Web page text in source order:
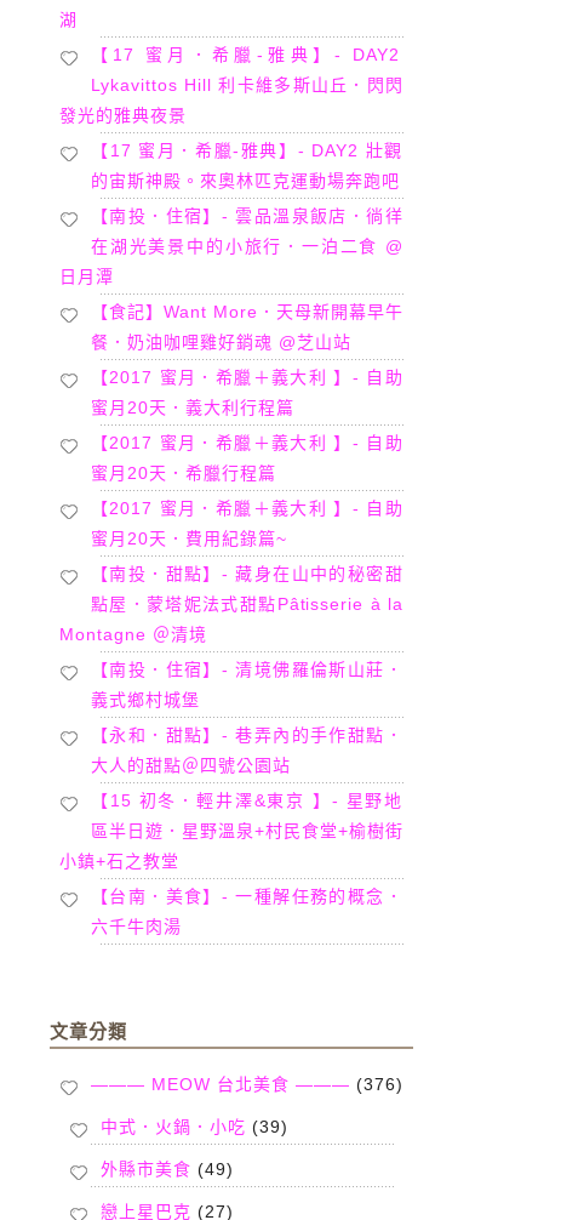
湖
【17 蜜月．希臘-雅典】- DAY2
Lykavittos Hill 利卡維多斯山丘．閃閃
發光的雅典夜景
【17 蜜月．希臘-雅典】- DAY2 壯觀
的宙斯神殿。來奧林匹克運動場奔跑吧
【南投．住宿】- 雲品溫泉飯店．徜徉
在湖光美景中的小旅行．一泊二食 @
日月潭
【食記】Want More．天母新開幕早午
餐．奶油咖哩雞好銷魂 @芝山站
【2017 蜜月．希臘＋義大利 】- 自助
蜜月20天．義大利行程篇
【2017 蜜月．希臘＋義大利 】- 自助
蜜月20天．希臘行程篇
【2017 蜜月．希臘＋義大利 】- 自助
蜜月20天．費用紀錄篇~
【南投．甜點】- 藏身在山中的秘密甜
點屋．蒙塔妮法式甜點Pâtisserie à la
Montagne ＠清境
【南投．住宿】- 清境佛羅倫斯山莊．
義式鄉村城堡
【永和．甜點】- 巷弄內的手作甜點．
大人的甜點＠四號公園站
【15 初冬．輕井澤&東京 】- 星野地
區半日遊．星野溫泉+村民食堂+榆樹街
小鎮+石之教堂
【台南．美食】- 一種解任務的概念．
六千牛肉湯
文章分類
——— MEOW 台北美食 ——— (376)
中式．火鍋．小吃 (39)
外縣市美食 (49)
戀上星巴克 (27)